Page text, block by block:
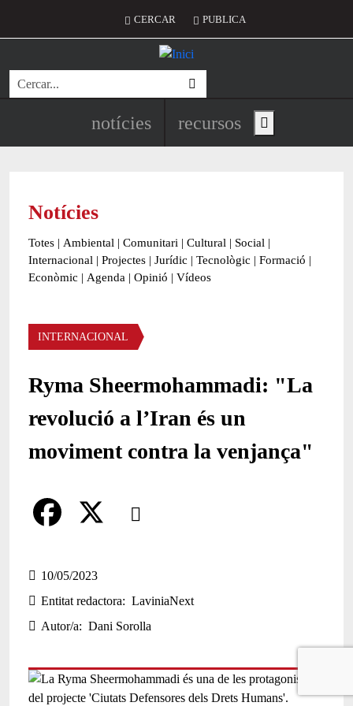
Menú del compte d'usuari
CERCAR PUBLICA
Cerca
Navegació principal de
notícies recursos Show main menu
Notícies
Totes | Ambiental | Comunitari | Cultural | Social |
Internacional | Projectes | Jurídic | Tecnològic | Formació |
Econòmic | Agenda | Opinió | Vídeos
Àmbit de la notícia
INTERNACIONAL
Ryma Sheermohammadi: "La
revolució a l’Iran és un
moviment contra la venjança"
Comparteix
a
c
e
o
10/05/2023
Entitat redactora
LaviniaNext
Autor/a
Dani Sorolla